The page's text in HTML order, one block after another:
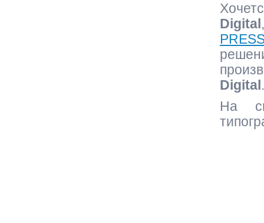
Digital
Digital .
На